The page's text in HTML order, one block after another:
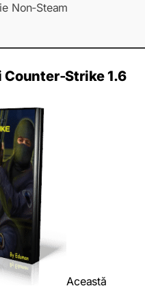
Non‑Steam
1.6
Această